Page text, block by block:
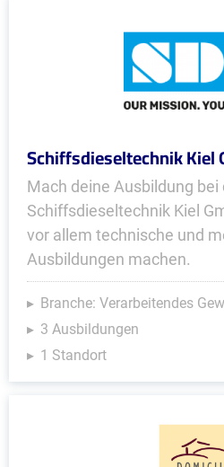
Schiffsdieseltechnik Kiel
Mach deine Ausbildung bei
Schiffsdieseltechnik Kiel
vor allem technische und
Ausbildungen machen.
Branche: Verarbeitendes
3 Ausbildungen
1 Standort